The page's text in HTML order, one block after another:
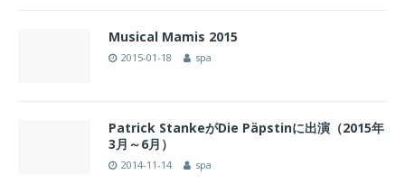
Musical Mamis 2015
2015-01-18 spa
Patrick StankeがDie Päpstinに出演（2015年
3月～6月）
2014-11-14 spa